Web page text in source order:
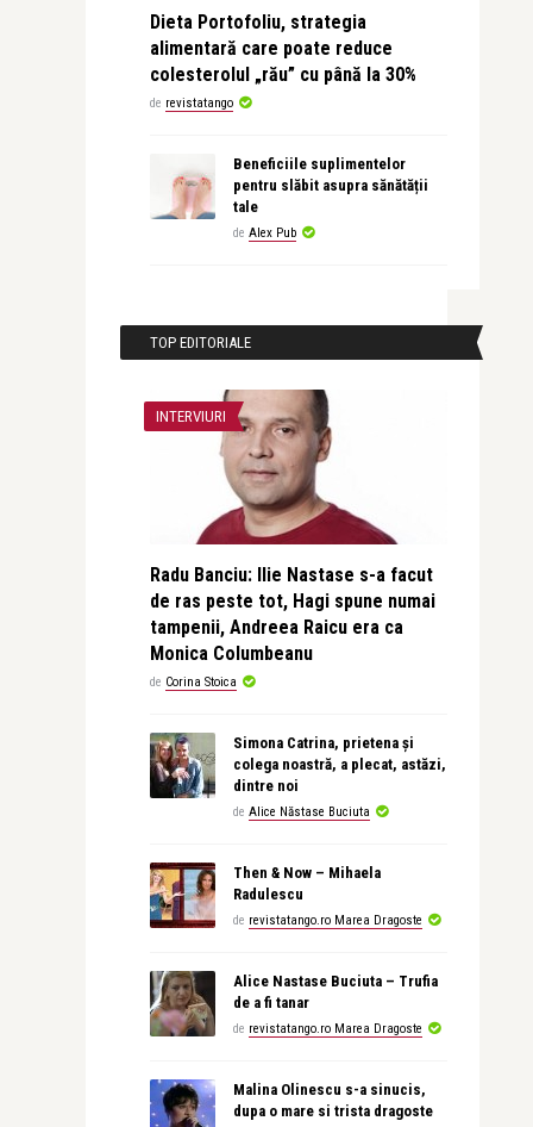
Dieta Portofoliu, strategia
alimentară care poate reduce
colesterolul „rău” cu până la 30%
de revistatango
Beneficiile suplimentelor
pentru slăbit asupra sănătății
tale
de Alex Pub
TOP EDITORIALE
INTERVIURI
Radu Banciu: Ilie Nastase s-a facut
de ras peste tot, Hagi spune numai
tampenii, Andreea Raicu era ca
Monica Columbeanu
de Corina Stoica
Simona Catrina, prietena și
colega noastră, a plecat, astăzi,
dintre noi
de Alice Năstase Buciuta
Then & Now – Mihaela
Radulescu
de revistatango.ro Marea Dragoste
Alice Nastase Buciuta – Trufia
de a fi tanar
de revistatango.ro Marea Dragoste
Malina Olinescu s-a sinucis,
dupa o mare si trista dragoste